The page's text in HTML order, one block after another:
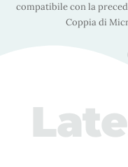
compatibile con la
Coppia di